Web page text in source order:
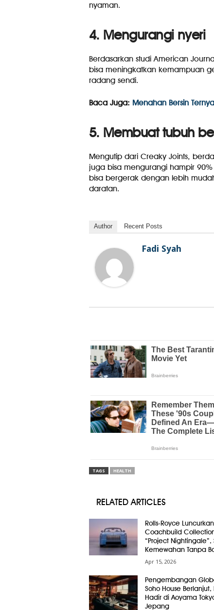
nyaman.
4. Mengurangi nyeri
Berdasarkan studi American
bisa meningkatkan kemampuan
radang sendi.
Baca Juga: Menahan Bersin
5. Membuat tubuh
Mengutip dari Creaky Joints,
juga bisa mengurangi hampir
bisa bergerak dengan lebih
daratan.
Author Recent Posts
Fadi Syah
TAGS HEALTH
RELATED ARTICLES
Rolls-Royce Luncurkan
Coachbuild
“Project Nightingale”,
Kemewahan Tanpa
Apr 15, 2026
Pengembangan
Soho House Berlanjut,
Hadir di Aoyama
Jepang